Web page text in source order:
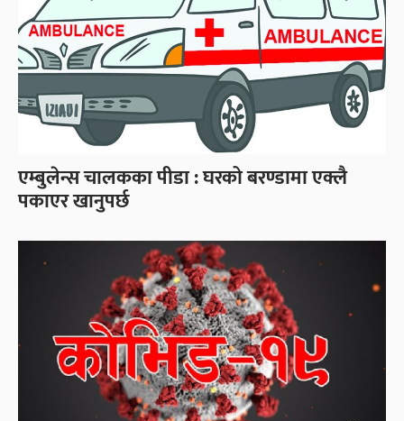
एम्बुलेन्स चालकका पीडा : घरको बरण्डामा एक्लै
पकाएर खानुपर्छ